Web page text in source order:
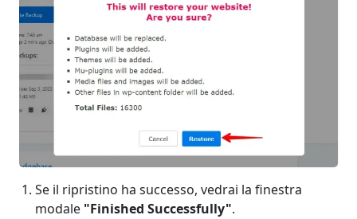
Se il ripristino ha successo, vedrai la finestra
modale "Finished Successfully".